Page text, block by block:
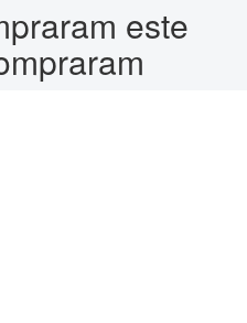
este